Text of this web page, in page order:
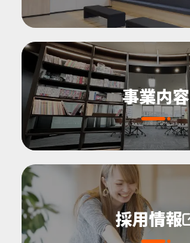
事業内容
採用情報